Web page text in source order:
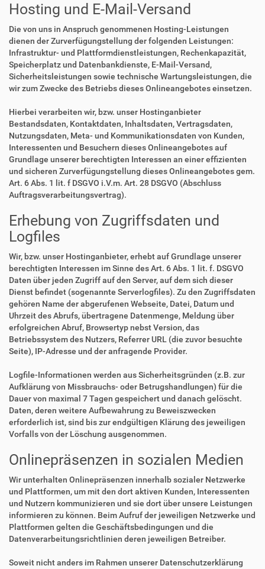
Hosting und E-Mail-Versand
Die von uns in Anspruch genommenen Hosting-Leistungen
dienen der Zurverfügungstellung der folgenden Leistungen:
Infrastruktur- und Plattformdienstleistungen, Rechenkapazität,
Speicherplatz und Datenbankdienste, E-Mail-Versand,
Sicherheitsleistungen sowie technische Wartungsleistungen, die
wir zum Zwecke des Betriebs dieses Onlineangebotes einsetzen.
Hierbei verarbeiten wir, bzw. unser Hostinganbieter
Bestandsdaten, Kontaktdaten, Inhaltsdaten, Vertragsdaten,
Nutzungsdaten, Meta- und Kommunikationsdaten von Kunden,
Interessenten und Besuchern dieses Onlineangebotes auf
Grundlage unserer berechtigten Interessen an einer effizienten
und sicheren Zurverfügungstellung dieses Onlineangebotes gem.
Art. 6 Abs. 1 lit. f DSGVO i.V.m. Art. 28 DSGVO (Abschluss
Auftragsverarbeitungsvertrag).
Erhebung von Zugriffsdaten und
Logfiles
Wir, bzw. unser Hostinganbieter, erhebt auf Grundlage unserer
berechtigten Interessen im Sinne des Art. 6 Abs. 1 lit. f. DSGVO
Daten über jeden Zugriff auf den Server, auf dem sich dieser
Dienst befindet (sogenannte Serverlogfiles). Zu den Zugriffsdaten
gehören Name der abgerufenen Webseite, Datei, Datum und
Uhrzeit des Abrufs, übertragene Datenmenge, Meldung über
erfolgreichen Abruf, Browsertyp nebst Version, das
Betriebssystem des Nutzers, Referrer URL (die zuvor besuchte
Seite), IP-Adresse und der anfragende Provider.
Logfile-Informationen werden aus Sicherheitsgründen (z.B. zur
Aufklärung von Missbrauchs- oder Betrugshandlungen) für die
Dauer von maximal 7 Tagen gespeichert und danach gelöscht.
Daten, deren weitere Aufbewahrung zu Beweiszwecken
erforderlich ist, sind bis zur endgültigen Klärung des jeweiligen
Vorfalls von der Löschung ausgenommen.
Onlinepräsenzen in sozialen Medien
Wir unterhalten Onlinepräsenzen innerhalb sozialer Netzwerke
und Plattformen, um mit den dort aktiven Kunden, Interessenten
und Nutzern kommunizieren und sie dort über unsere Leistungen
informieren zu können. Beim Aufruf der jeweiligen Netzwerke und
Plattformen gelten die Geschäftsbedingungen und die
Datenverarbeitungsrichtlinien deren jeweiligen Betreiber.
Soweit nicht anders im Rahmen unserer Datenschutzerklärung